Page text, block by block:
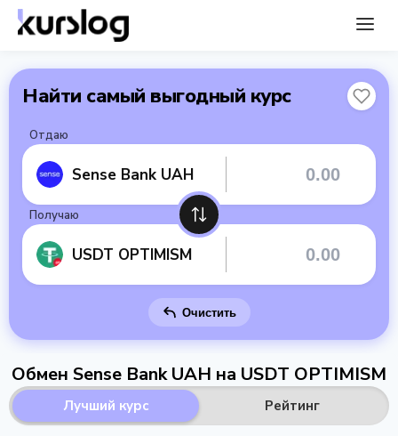
Найти самый выгодный курс
Отдаю
Sense Bank UAH
Получаю
USDT OPTIMISM
Очистить
Обмен Sense Bank UAH на USDT OPTIMISM
Лучший курс Рейтинг